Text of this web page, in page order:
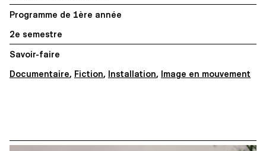
Programme de 1ère année
2e semestre
Savoir-faire
Documentaire, Fiction, Installation, Image en mouvement